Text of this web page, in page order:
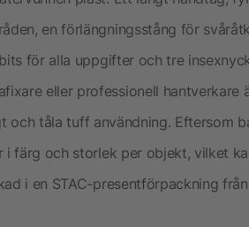
en förlängningsstång för
för alla uppgifter och tre
eller professionell hantverkare
tåla tuff användning. Eftersom
i färg och storlek per objekt, vilket
i en STAC-presentförpackning